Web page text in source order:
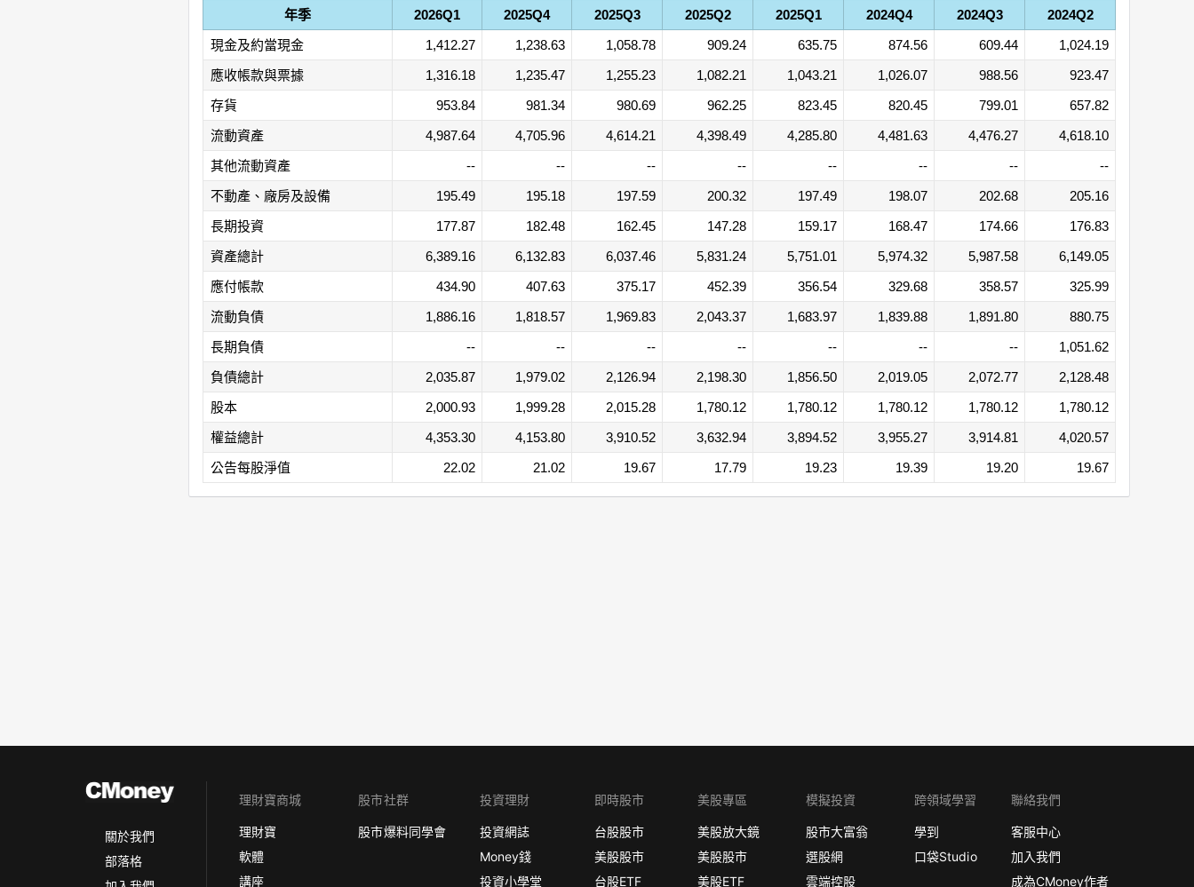
年季 2026Q1 2025Q4 2025Q3 2025Q2 2025Q1 2024Q4 2024Q3
2024Q2
現金及約當現金
1,412.27 1,238.63 1,058.78 909.24 635.75 874.56 609.44
1,024.19
應收帳款與票據
1,316.18 1,235.47 1,255.23 1,082.21 1,043.21 1,026.07 988.56
923.47
存貨
953.84 981.34 980.69 962.25 823.45 820.45 799.01
657.82
流動資產
4,987.64 4,705.96 4,614.21 4,398.49 4,285.80 4,481.63 4,476.27
4,618.10
其他流動資產
-- -- -- -- -- -- --
--
不動產、廠房及設備
195.49 195.18 197.59 200.32 197.49 198.07 202.68
205.16
長期投資
177.87 182.48 162.45 147.28 159.17 168.47 174.66
176.83
資產總計
6,389.16 6,132.83 6,037.46 5,831.24 5,751.01 5,974.32 5,987.58
6,149.05
應付帳款
434.90 407.63 375.17 452.39 356.54 329.68 358.57
325.99
流動負債
1,886.16 1,818.57 1,969.83 2,043.37 1,683.97 1,839.88 1,891.80
880.75
長期負債
-- -- -- -- -- -- --
1,051.62
負債總計
2,035.87 1,979.02 2,126.94 2,198.30 1,856.50 2,019.05 2,072.77
2,128.48
股本
2,000.93 1,999.28 2,015.28 1,780.12 1,780.12 1,780.12 1,780.12
1,780.12
權益總計
4,353.30 4,153.80 3,910.52 3,632.94 3,894.52 3,955.27 3,914.81
4,020.57
公告每股淨值
22.02 21.02 19.67 17.79 19.23 19.39 19.20 19.67
關於我們
部落格
理財寶商城
理財寶
軟體
講座
股市社群
股市爆料同學會
投資理財
投資網誌
Money錢
投資小學堂
即時股市
台股股市
美股股市
台股ETF
美股專區
美股放大鏡
美股股市
美股ETF
模擬投資
股市大富翁
選股網
雲端控股
跨領域學習
學到
口袋Studio
聯絡我們
客服中心
加入我們
成為CMoney作者